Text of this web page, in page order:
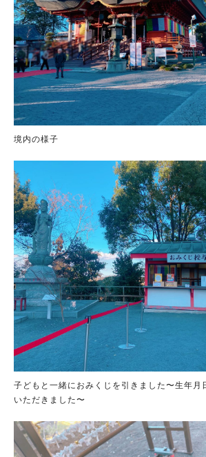
境内の様子
子どもと一緒におみくじを引きました〜生年月
いただきました〜